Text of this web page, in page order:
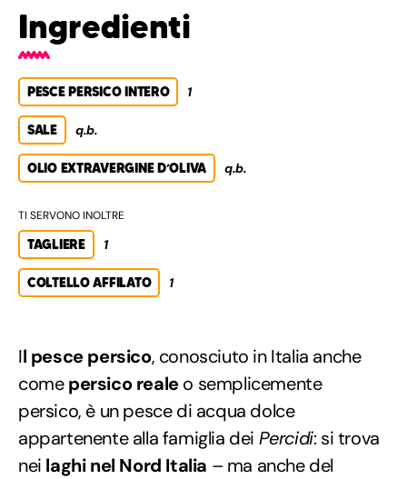
Ingredienti
PESCE PERSICO INTERO 1
SALE q.b.
OLIO EXTRAVERGINE D’OLIVA q.b.
TI SERVONO INOLTRE
TAGLIERE 1
COLTELLO AFFILATO 1
Il pesce persico, conosciuto in Italia anche
comepersico realeo semplicemente
persico, è un pesce di acqua dolce
appartenente alla famiglia dei Percidi: si trova
nei laghi nel Nord Italia – ma anche del